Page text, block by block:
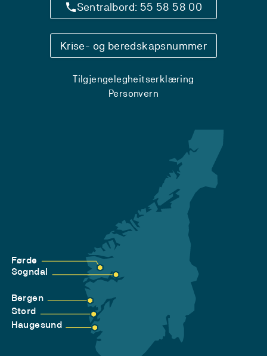
Sentralbord: 55 58 58 00
Krise- og beredskapsnummer
Tilgjengelegheitserklæring
Personvern
Førde
Sogndal
Bergen
Stord
Haugesund